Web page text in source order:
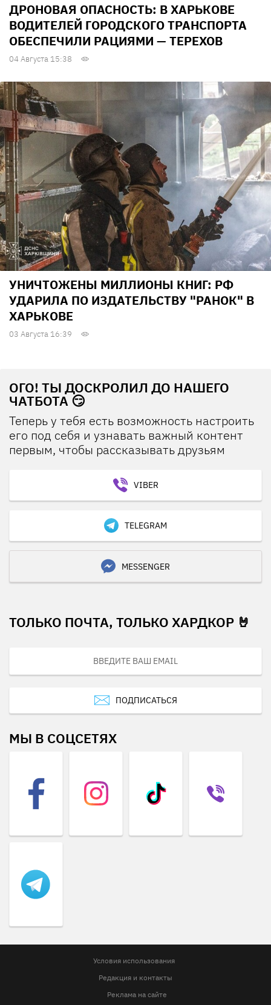
ДРОНОВАЯ ОПАСНОСТЬ: В ХАРЬКОВЕ
ВОДИТЕЛЕЙ ГОРОДСКОГО ТРАНСПОРТА
ОБЕСПЕЧИЛИ РАЦИЯМИ — ТЕРЕХОВ
04 Августа 15:38
УНИЧТОЖЕНЫ МИЛЛИОНЫ КНИГ: РФ
УДАРИЛА ПО ИЗДАТЕЛЬСТВУ "РАНОК" В
ХАРЬКОВЕ
03 Августа 16:39
ОГО! ТЫ ДОСКРОЛИЛ ДО НАШЕГО
ЧАТБОТА 😏
Теперь у тебя есть возможность настроить
его под себя и узнавать важный контент
первым, чтобы рассказывать друзьям
VIBER
TELEGRAM
MESSENGER
ТОЛЬКО ПОЧТА, ТОЛЬКО ХАРДКОР 🤘
ПОДПИСАТЬСЯ
МЫ В СОЦСЕТЯХ
Условия использования
Редакция и контакты
Реклама на сайте